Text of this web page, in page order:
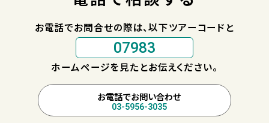
お電話でお問合せの際は、以下ツアーコードと
07983
ホームページを見たとお伝えください。
お電話でお問い合わせ
03-5956-3035